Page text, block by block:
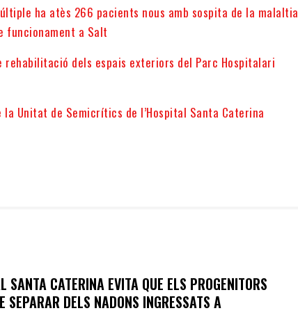
ha atès 266 pacients nous amb sospita de la malaltia
funcionament a Salt
rehabilitació dels espais exteriors del Parc Hospitalari
la Unitat de Semicrítics de l’Hospital Santa Caterina
SANTA CATERINA EVITA QUE ELS PROGENITORS
SEPARAR DELS NADONS INGRESSATS A